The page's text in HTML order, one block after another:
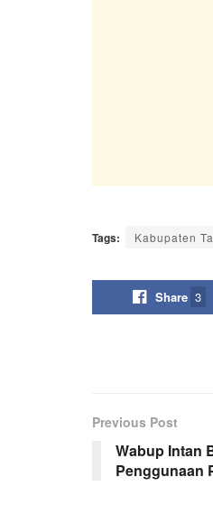
Tags: Kabupaten
Share 3
Previous Post
Wabup Intan
Penggunaan